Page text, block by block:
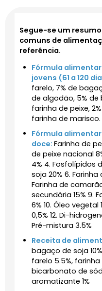
Segue-se um
comuns de
referência.
Fórmula
jovens (61 a 120
farelo, 7% de
de algodão, 5% de
farinha de peixe,
farinha de marisco.
Fórmula
doce: Farinha de
de peixe nacional
4% 4. Fosfolípidos
soja 20% 6.
Farinha de
secundária 15% 9.
6% 10. Óleo vegetal
0,5% 12. Di-
Pré-mistura 3.5%
Receita de
bagaço de soja
farelo 5.5%, farinha
bicarbonato de
aromatizante 1%